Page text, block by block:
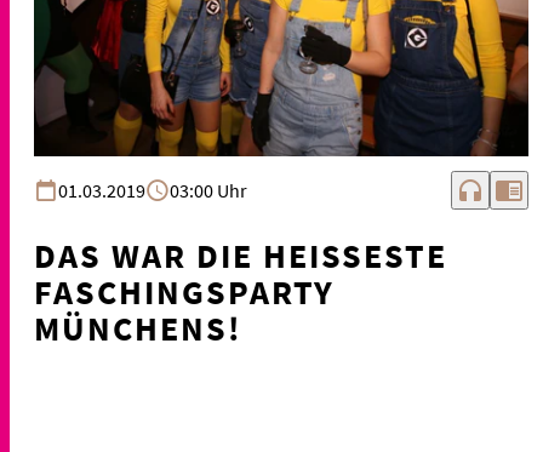
01.03.2019 03:00 Uhr headphones chrome_reader_mode
DAS WAR DIE HEISSESTE F
ASCHINGSPARTY M
ÜNCHENS!